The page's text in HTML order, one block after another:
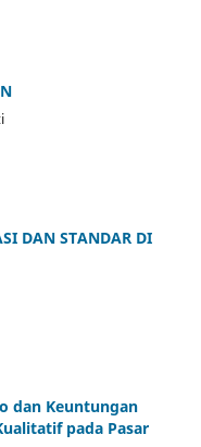
DAN STANDAR DI
dan Keuntungan
pada Pasar